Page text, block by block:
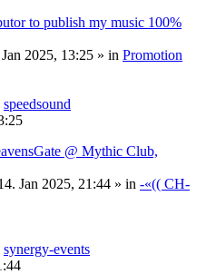
to publish my music 100%
2025, 13:25 » in Promotion
speedsound
@ Mythic Club,
Jan 2025, 21:44 » in -«(( CH-
synergy-events